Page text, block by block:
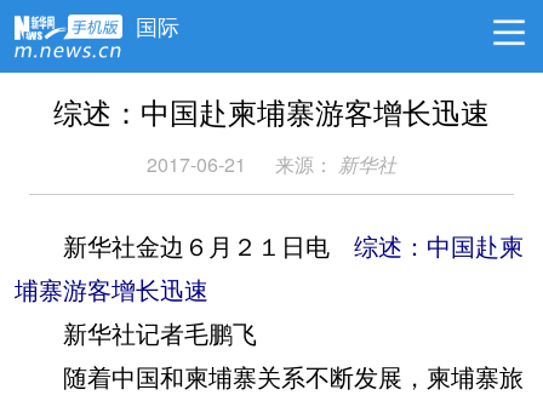
国际
综述：中国赴柬埔寨游客增长迅速
2017-06-21 来源： 新华社
新华社金边６月２１日电 综述：中国赴柬
埔寨游客增长迅速
新华社记者毛鹏飞
随着中国和柬埔寨关系不断发展，柬埔寨旅